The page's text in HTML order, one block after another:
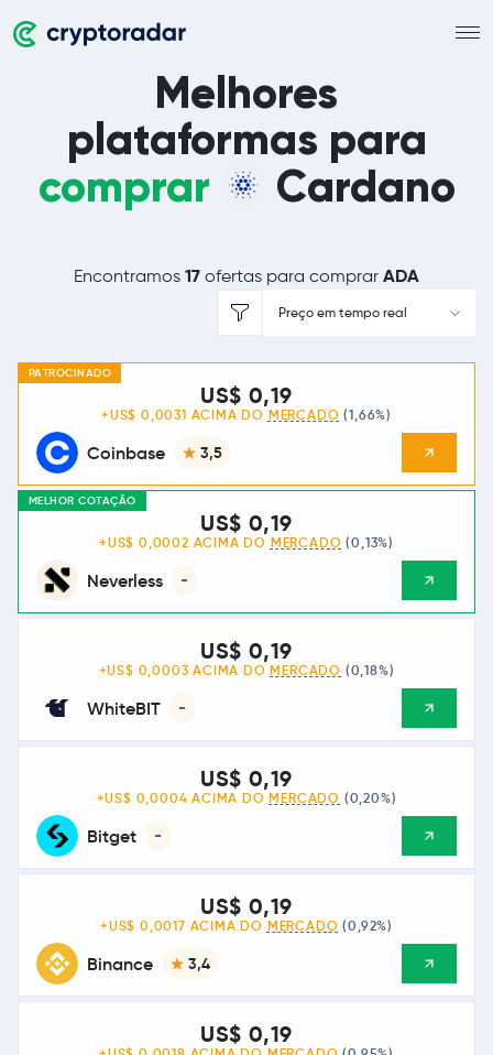
Melhores
plataformas para
comprar
Cardano
Encontramos 17 ofertas para comprar ADA
Preço em tempo real
PATROCINADO
Coinbase 3,5
US$ 0,19
+US$ 0,0031 ACIMA DO MERCADO (1,66%)
MELHOR COTAÇÃO
Neverless -
US$ 0,19
+US$ 0,0002 ACIMA DO MERCADO (0,13%)
WhiteBIT -
US$ 0,19
+US$ 0,0003 ACIMA DO MERCADO (0,18%)
Bitget -
US$ 0,19
+US$ 0,0004 ACIMA DO MERCADO (0,20%)
Binance 3,4
US$ 0,19
+US$ 0,0017 ACIMA DO MERCADO (0,92%)
US$ 0,19